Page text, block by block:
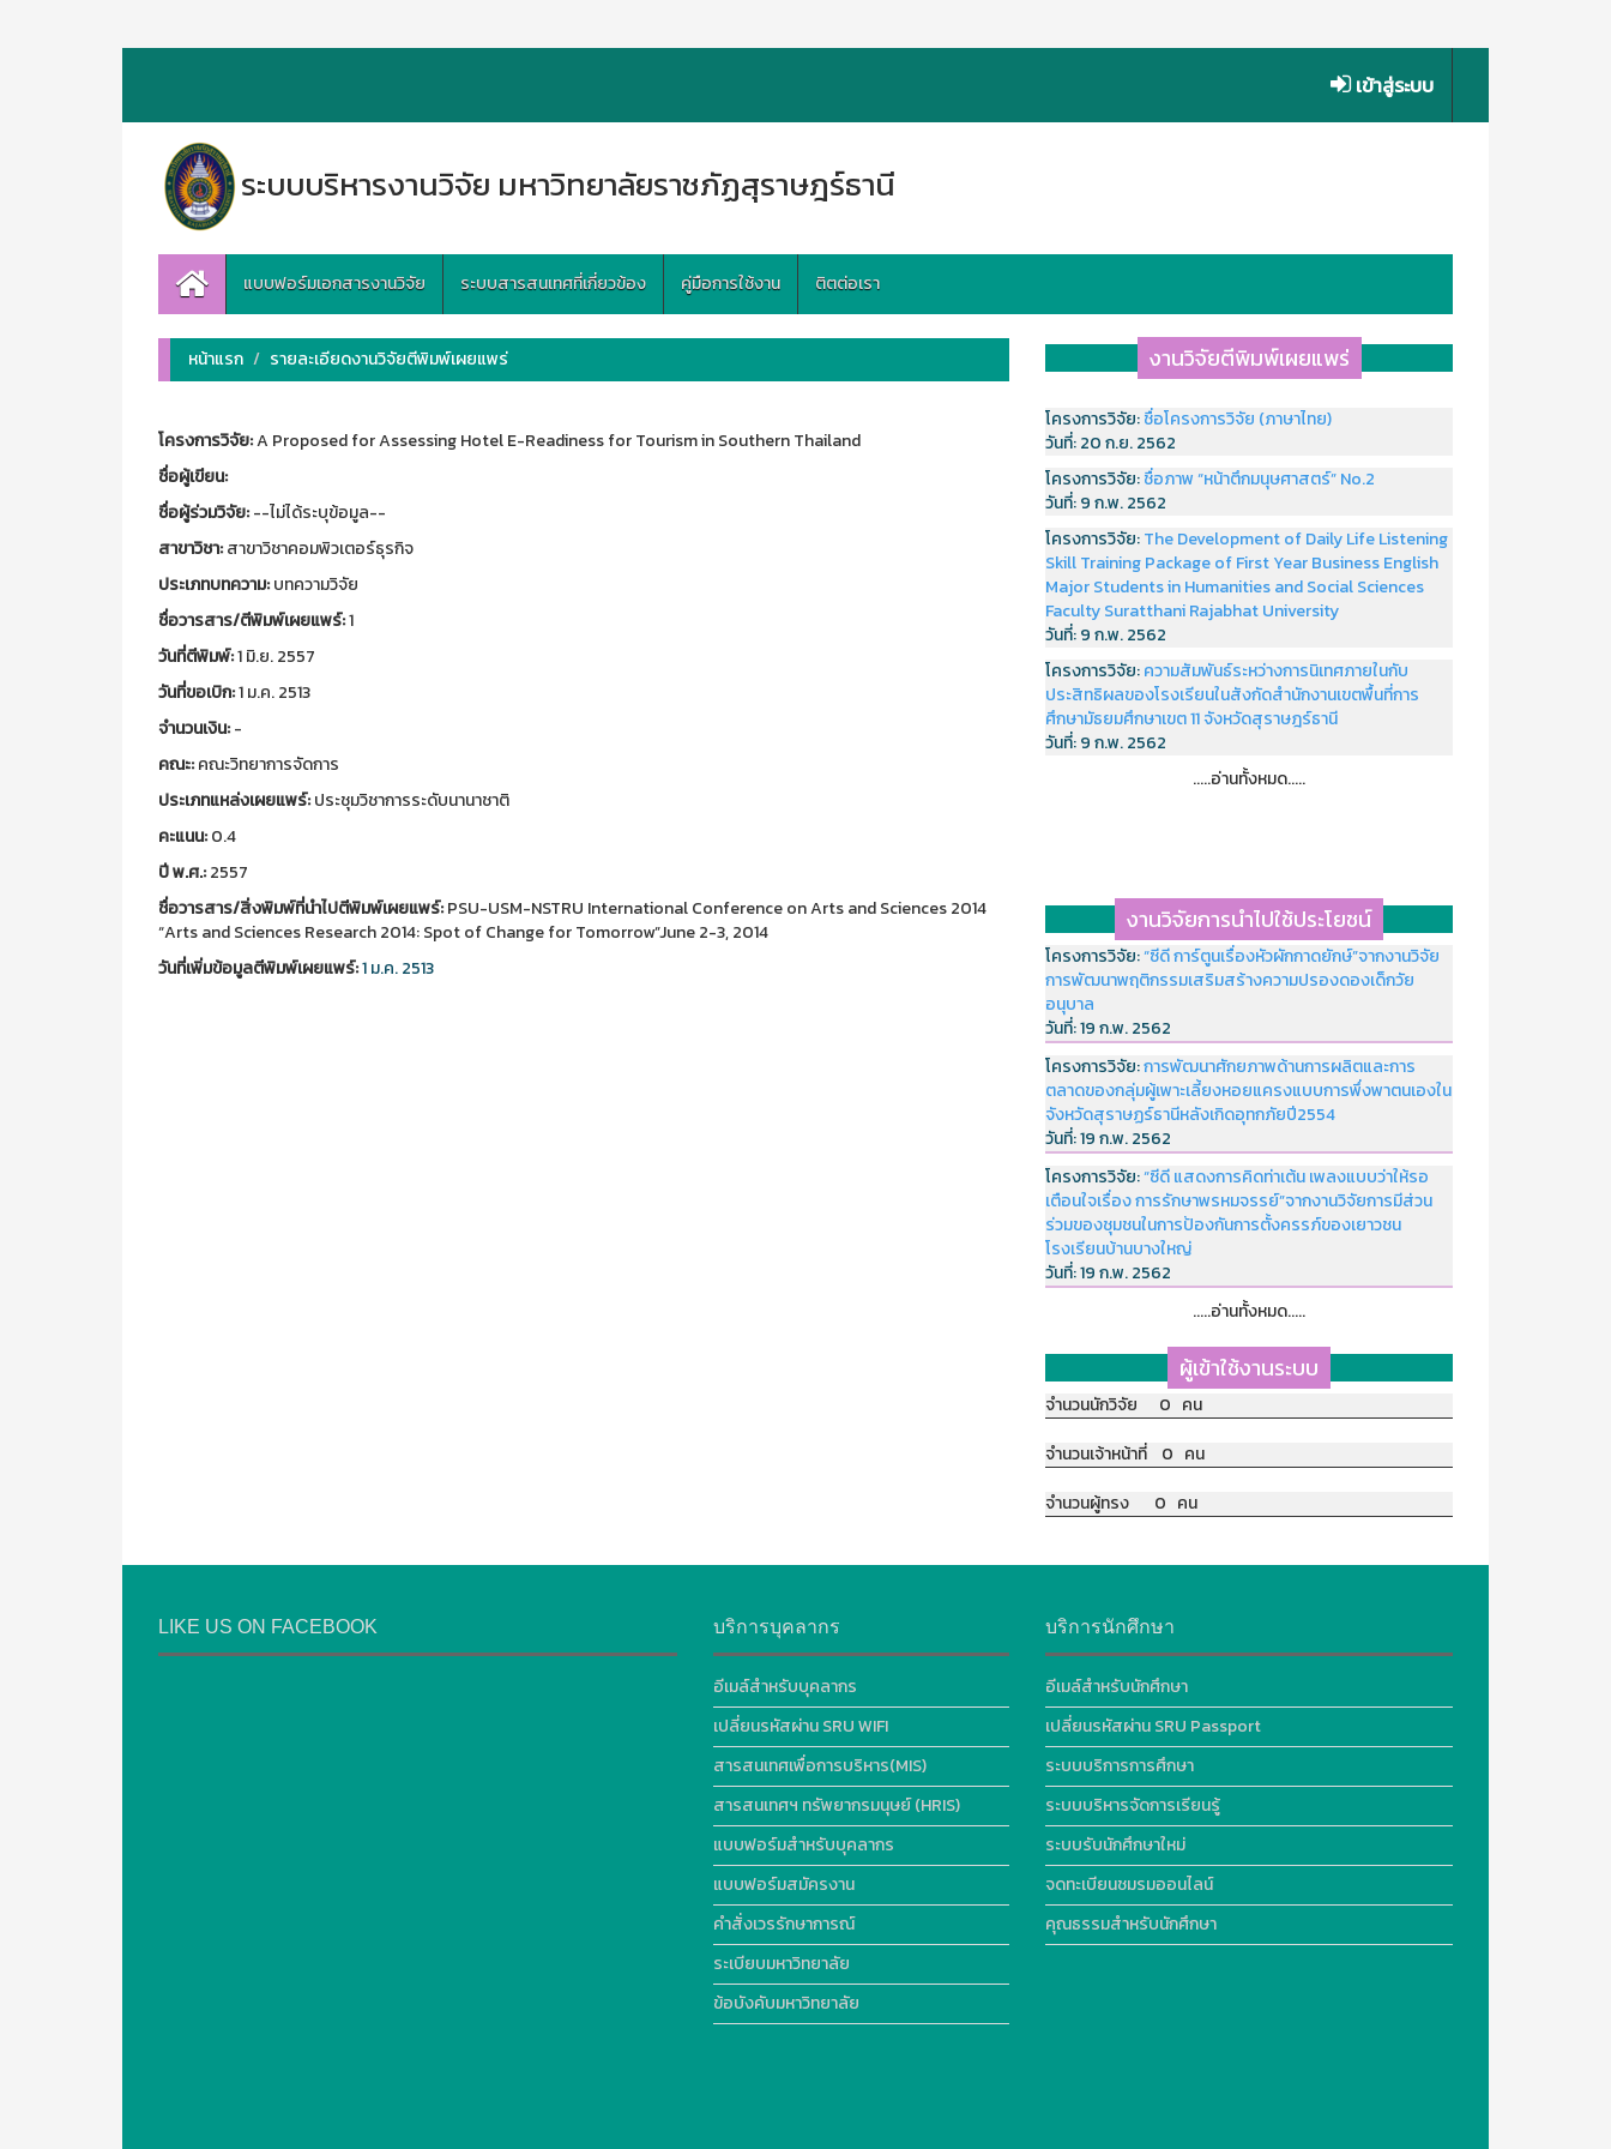
เข้าสู่ระบบ
ระบบบริหารงานวิจัย มหาวิทยาลัยราชภัฏสุราษฎร์ธานี
แบบฟอร์มเอกสารงานวิจัย ระบบสารสนเทศที่เกี่ยวข้อง คู่มือการใช้งาน ติตต่อเรา
หน้าแรก รายละเอียดงานวิจัยตีพิมพ์เผยแพร่
โครงการวิจัย:A Proposed for Assessing Hotel E-Readiness for Tourism in Southern Thailand
ชื่อผู้เขียน:
ชื่อผู้ร่วมวิจัย:--ไม่ได้ระบุข้อมูล--
สาขาวิชา:สาขาวิชาคอมพิวเตอร์ธุรกิจ
ประเภทบทความ:บทความวิจัย
ชื่อวารสาร/ตีพิมพ์เผยแพร์:1
วันที่ตีพิมพ์:1 มิ.ย. 2557
วันที่ขอเบิก:1 ม.ค. 2513
จำนวนเงิน:-
คณะ:คณะวิทยาการจัดการ
ประเภทแหล่งเผยแพร์:ประชุมวิชาการระดับนานาชาติ
คะแนน:0.4
ปี พ.ศ.:2557
ชื่อวารสาร/สิ่งพิมพ์ที่นำไปตีพิมพ์เผยแพร์:PSU-USM-NSTRU International Conference on Arts and Sciences 2014
“Arts and Sciences Research 2014: Spot of Change for Tomorrow”June 2-3, 2014
วันที่เพิ่มข้อมูลตีพิมพ์เผยแพร์:1 ม.ค. 2513
งานวิจัยตีพิมพ์เผยแพร่
โครงการวิจัย:ชื่อโครงการวิจัย (ภาษาไทย)
วันที่:20 ก.ย. 2562
โครงการวิจัย:ชื่อภาพ “หน้าตึกมนุษศาสตร์” No.2
วันที่:9 ก.พ. 2562
โครงการวิจัย:The Development of Daily Life Listening
Skill Training Package of First Year Business English
Major Students in Humanities and Social Sciences
Faculty Suratthani Rajabhat University
วันที่:9 ก.พ. 2562
โครงการวิจัย:ความสัมพันธ์ระหว่างการนิเทศภายในกับ
ประสิทธิผลของโรงเรียนในสังกัดสำนักงานเขตพื้นที่การ
ศึกษามัธยมศึกษาเขต 11 จังหวัดสุราษฎร์ธานี
วันที่:9 ก.พ. 2562
.....อ่านทั้งหมด.....
งานวิจัยการนำไปใช้ประโยชน์
โครงการวิจัย:“ซีดี การ์ตูนเรื่องหัวผักกาดยักษ์”จากงานวิจัย
การพัฒนาพฤติกรรมเสริมสร้างความปรองดองเด็กวัย
อนุบาล
วันที่:19 ก.พ. 2562
โครงการวิจัย:การพัฒนาศักยภาพด้านการผลิตและการ
ตลาดของกลุ่มผู้เพาะเลี้ยงหอยแครงแบบการพึ่งพาตนเองใน
จังหวัดสุราษฏร์ธานีหลังเกิดอุทกภัยปี2554
วันที่:19 ก.พ. 2562
โครงการวิจัย:“ซีดี แสดงการคิดท่าเต้น เพลงแบบว่าให้รอ
เตือนใจเรื่อง การรักษาพรหมจรรย์”จากงานวิจัยการมีส่วน
ร่วมของชุมชนในการป้องกันการตั้งครรภ์ของเยาวชน
โรงเรียนบ้านบางใหญ่
วันที่:19 ก.พ. 2562
.....อ่านทั้งหมด.....
ผู้เข้าใช้งานระบบ
จำนวนนักวิจัย 0 คน
จำนวนเจ้าหน้าที่ 0 คน
จำนวนผู้ทรง 0 คน
LIKE US ON FACEBOOK บริการบุคลากร
อีเมล์สำหรับบุคลากร
เปลี่ยนรหัสผ่าน SRU WIFI
สารสนเทศเพื่อการบริหาร(MIS)
สารสนเทศฯ ทรัพยากรมนุษย์ (HRIS)
แบบฟอร์มสำหรับบุคลากร
แบบฟอร์มสมัครงาน
คำสั่งเวรรักษาการณ์
ระเบียบมหาวิทยาลัย
ข้อบังคับมหาวิทยาลัย
บริการนักศึกษา
อีเมล์สำหรับนักศึกษา
เปลี่ยนรหัสผ่าน SRU Passport
ระบบบริการการศึกษา
ระบบบริหารจัดการเรียนรู้
ระบบรับนักศึกษาใหม่
จดทะเบียนชมรมออนไลน์
คุณธรรมสำหรับนักศึกษา